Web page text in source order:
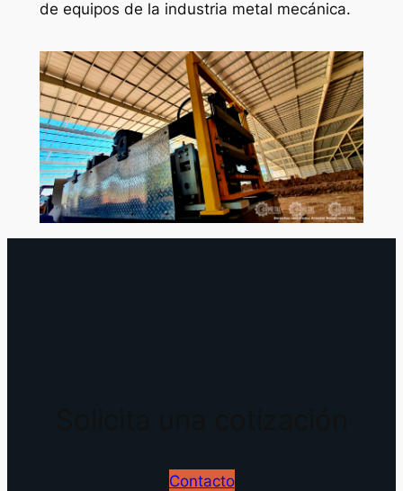
de equipos de la industria metal mecánica.
Contacto